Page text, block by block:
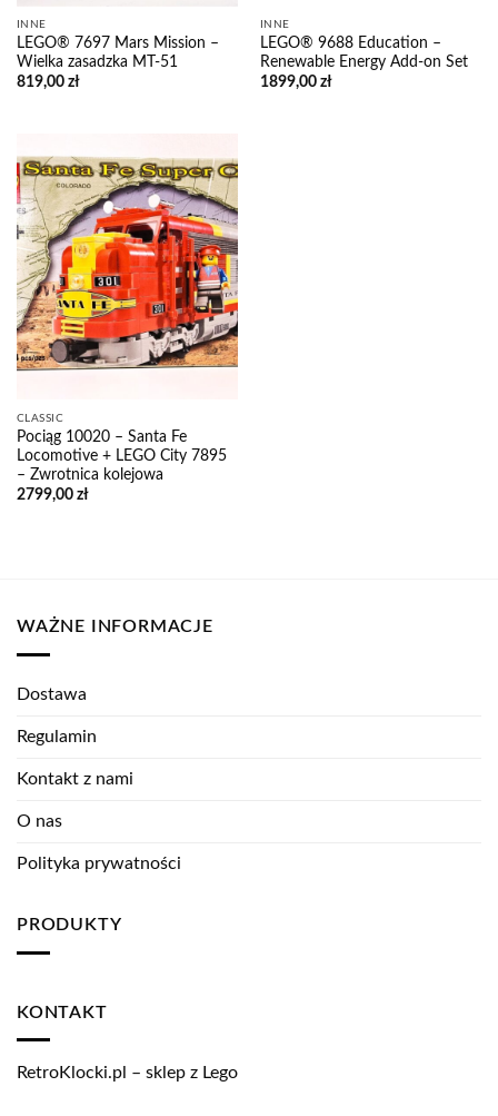
INNE
LEGO® 7697 Mars Mission –
Wielka zasadzka MT-51
819,00 zł
INNE
LEGO® 9688 Education –
Renewable Energy Add-on Set
1899,00 zł
CLASSIC
Pociąg 10020 – Santa Fe
Locomotive + LEGO City 7895
– Zwrotnica kolejowa
2799,00 zł
WAŻNE INFORMACJE
Dostawa
Regulamin
Kontakt z nami
O nas
Polityka prywatności
PRODUKTY
KONTAKT
RetroKlocki.pl – sklep z Lego